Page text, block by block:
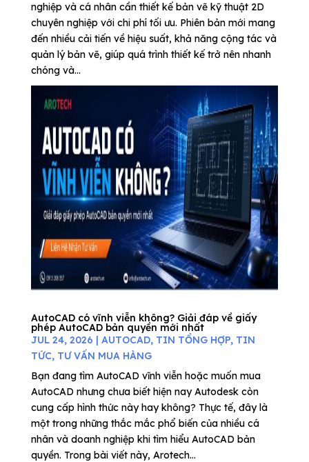
nghiệp và cá nhân cần thiết kế bản vẽ kỹ thuật 2D
chuyên nghiệp với chi phí tối ưu. Phiên bản mới mang
đến nhiều cải tiến về hiệu suất, khả năng cộng tác và
quản lý bản vẽ, giúp quá trình thiết kế trở nên nhanh
chóng và...
AutoCAD có vĩnh viễn không? Giải đáp về giấy
phép AutoCAD bản quyền mới nhất
JUL 24, 2026 | AUTOCAD, TIN TỔNG HỢP, TIN
TỨC, TƯ VẤN MUA HÀNG
Bạn đang tìm AutoCAD vĩnh viễn hoặc muốn mua
AutoCAD nhưng chưa biết hiện nay Autodesk còn
cung cấp hình thức này hay không? Thực tế, đây là
một trong những thắc mắc phổ biến của nhiều cá
nhân và doanh nghiệp khi tìm hiểu AutoCAD bản
quyền. Trong bài viết này, Arotech...